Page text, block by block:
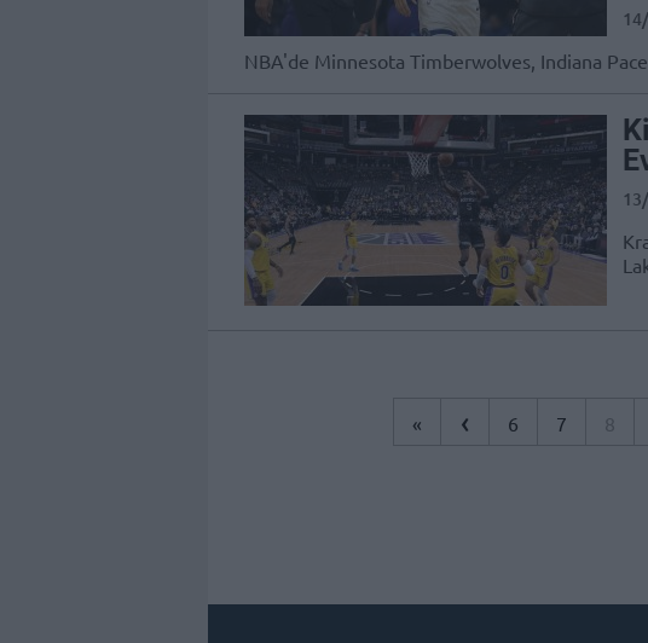
NBA'de Minnesota Timberwolves, Indiana
« ‹ 6 7 8